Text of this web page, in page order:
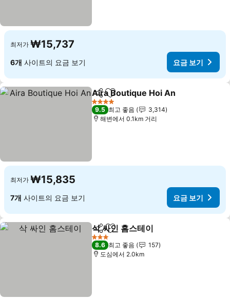
최저가 ₩15,737
6개 사이트의 요금 보기 요금 보기
공유 즐겨찾기에 추가
Aira Boutique Hoi An
4 성급
9.5 최고 좋음
3,314
해변에서 0.1km 거리
최저가 ₩15,835
7개 사이트의 요금 보기 요금 보기
공유 즐겨찾기에 추가
삭 싸인 홈스테이
3 성급
8.6 최고 좋음
157
도심에서 2.0km